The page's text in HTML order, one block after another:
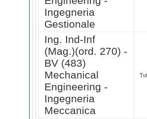
Ingegneria
Gestionale
Ing. Ind-Inf
(Mag.)(ord. 270) -
BV (483)
Mechanical
Engineering -
Ingegneria
Meccanica